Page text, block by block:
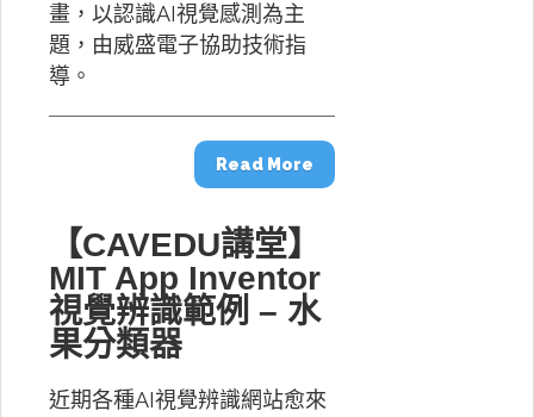
畫，以認識AI視覺感測為主
題，由威盛電子協助技術指
導。
Read More
【CAVEDU講堂】
MIT App Inventor
視覺辨識範例 – 水
果分類器
近期各種AI視覺辨識網站愈來